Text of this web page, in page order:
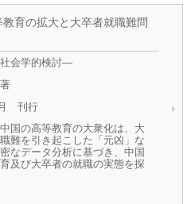
育の拡大と大卒者就職難問
会学的検討―
刊行
国の高等教育の大衆化は、大
難を引き起こした「元凶」な
なデータ分析に基づき、中国
及び大卒者の就職の実態を探